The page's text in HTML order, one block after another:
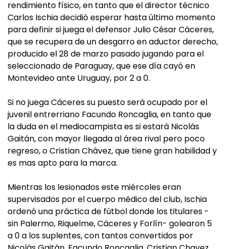
rendimiento físico, en tanto que el director técnico
Carlos Ischia decidió esperar hasta último momento
para definir si juega el defensor Julio César Cáceres,
que se recupera de un desgarro en aductor derecho,
producido el 28 de marzo pasado jugando para el
seleccionado de Paraguay, que ese día cayó en
Montevideo ante Uruguay, por 2 a 0.
Si no juega Cáceres su puesto será ocupado por el
juvenil entrerriano Facundo Roncaglia, en tanto que
la duda en el mediocampista es si estará Nicolás
Gaitán, con mayor llegada al área rival pero poco
regreso, o Cristian Chávez, que tiene gran habilidad y
es mas apto para la marca.
Mientras los lesionados este miércoles eran
supervisados por el cuerpo médico del club, Ischia
ordenó una práctica de fútbol donde los titulares -
sin Palermo, Riquelme, Cáceres y Forlín- golearon 5
a 0 a los suplentes, con tantos convertidos por